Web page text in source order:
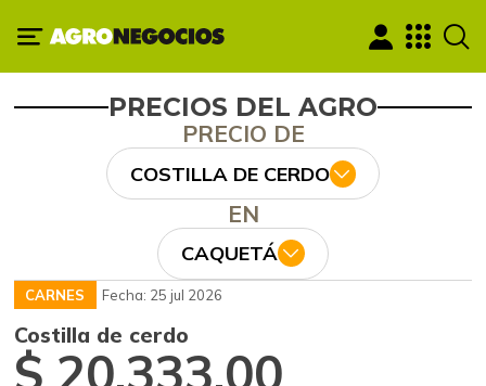
PRECIOS DEL AGRO
PRECIO DE
COSTILLA DE CERDO
EN
CAQUETÁ
CARNES Fecha: 25 jul 2026
Costilla de cerdo
$ 20.333,00